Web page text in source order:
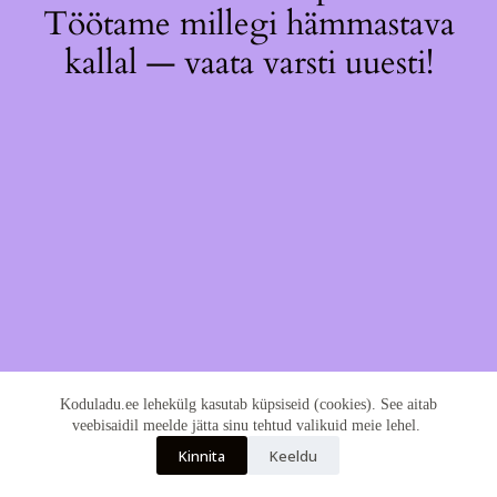
Koduladu.ee lehekülg kasutab küpsiseid (cookies). See aitab
veebisaidil meelde jätta sinu tehtud valikuid meie lehel.
Kinnita Keeldu
Töötame millegi hämmastava
kallal — vaata varsti uuesti!